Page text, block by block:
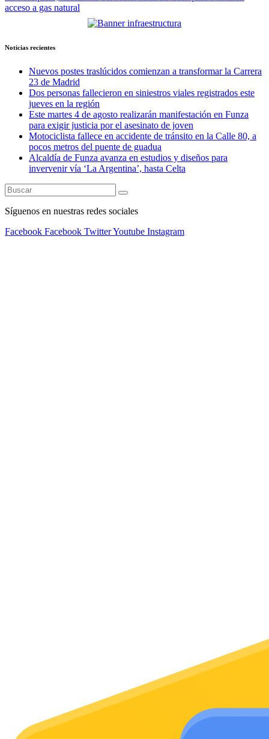
acceso a gas natural
Noticias recientes
Nuevos postes traslúcidos comienzan a transformar la Carrera
23 de Madrid
Dos personas fallecieron en siniestros viales registrados este
jueves en la región
Este martes 4 de agosto realizarán manifestación en Funza
para exigir justicia por el asesinato de joven
Motociclista fallece en accidente de tránsito en la Calle 80, a
pocos metros del puente de guadua
Alcaldía de Funza avanza en estudios y diseños para
invervenir vía ‘La Argentina’, hasta Celta
Síguenos en nuestras redes sociales
Facebook Facebook TwitterYoutube Instagram